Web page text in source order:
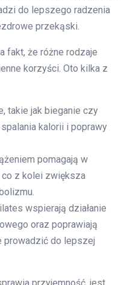
do lepszego radzenia
przekąski.
fakt, że różne rodzaje
korzyści. Oto kilka z
takie jak bieganie czy
kalorii i poprawy
pomagają w
co z kolei zwiększa
wspierają działanie
oraz poprawiają
prowadzić do lepszej
przyjemność, jest